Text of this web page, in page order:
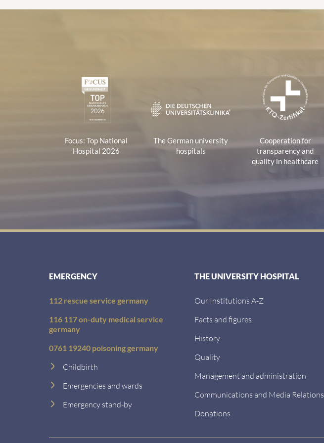
s
Focus: Top National
Hospital 2026
The German university
hospitals
Cooperation for
transparency and
quality in healthcare
EMERGENCY
112 rescue service germany
116 117 on-duty medical service
germany
0761 19240 poisoning germany
Childbirth
Emergencies and wards
Emergency stand-by
THE UNIVERSITY HOSPITAL
Our Institutions A-Z
Facts and figures
History
Quality
Management and administration
Communications and Media Relations
Donations